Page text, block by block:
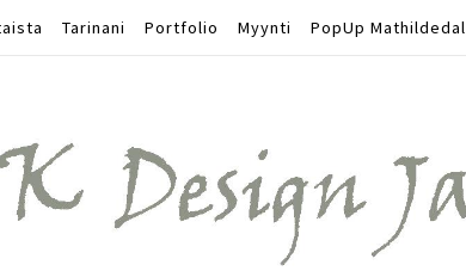
Tarinani Portfolio Myynti PopUp Mathildedal